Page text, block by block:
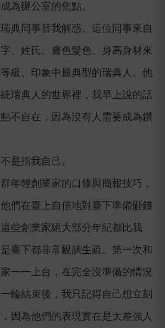
為辦公室的焦點。
典同事替我解惑。這位同事來自
、姓氏、膚色髮色、身高身材來
級、印象中最典型的瑞典人。他
瑞典人的世界裡，我早上說的話
不自在，因為沒有人需要成為鑽
是指我自己。
年輕創業家的口條與簡報技巧，
們在臺上自信地對臺下準備砸錢
些創業家絕大部分年紀都比我
臺下都非常靦腆生疏。第一次和
一一上台，在完全沒準備的情況
輪結束後，我只記得自己想立刻
因為他們的表現實在是太差強人